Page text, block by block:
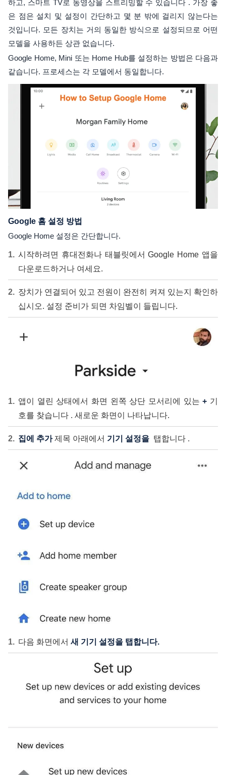
하고, 스마트 TV로 동영상을 스트리밍할 수 있습니다 . 가장 좋
은 점은 설치 및 설정이 간단하고 몇 분 밖에 걸리지 않는다는
것입니다. 모든 장치는 거의 동일한 방식으로 설정되므로 어떤
모델을 사용하든 상관 없습니다.
Google Home, Mini 또는 Home Hub를 설정하는 방법은 다음과
같습니다. 프로세스는 각 모델에서 동일합니다.
Google 홈 설정 방법
Google Home 설정은 간단합니다.
시작하려면 휴대전화나 태블릿에서 Google Home 앱을
다운로드하거나 여세요.
장치가 연결되어 있고 전원이 완전히 켜져 있는지 확인하
십시오. 설정 준비가 되면 차임벨이 들립니다.
앱이 열린 상태에서 화면 왼쪽 상단 모서리에 있는+ 기
호를 찾습니다 . 새로운 화면이 나타납니다.
집에 추가제목 아래에서 기기 설정을 탭합니다 .
다음 화면에서 새 기기 설정을 탭합니다.